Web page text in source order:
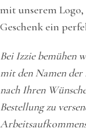
mit unserem
Geschenk ein
Bei Izzie bemühen
mit den Namen der
nach Ihren
Bestellung zu